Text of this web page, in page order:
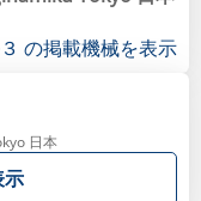
の掲載機械を表示
日本
示